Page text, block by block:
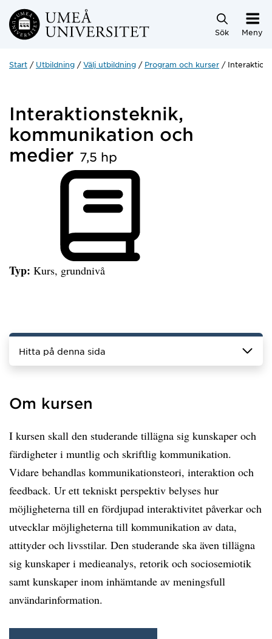
Hoppa direkt till innehållet
Sök Meny
Start Utbildning Välj utbildning Program och kurser
Interaktionsteknik,
kommunikation och
medier 7,5 hp
Typ: Kurs, grundnivå
Hitta på denna sida
Om kursen
I kursen skall den studerande tillägna sig kunskaper och
färdigheter i muntlig och skriftlig kommunikation.
Vidare behandlas kommunikationsteori, interaktion och
feedback. Ur ett tekniskt perspektiv belyses hur
möjligheterna till en fördjupad interaktivitet påverkar och
utvecklar möjligheterna till kommunikation av data,
attityder och livsstilar. Den studerande ska även tillägna
sig kunskaper i medieanalys, retorik och sociosemiotik
samt kunskaper inom inhämtande av meningsfull
användarinformation.